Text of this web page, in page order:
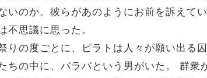
いのか。彼らがあのようにお前を訴えてい
不思議に思った。
りの度ごとに、ピラトは人々が願い出る
ちの中に、バラバという男がいた。
群衆